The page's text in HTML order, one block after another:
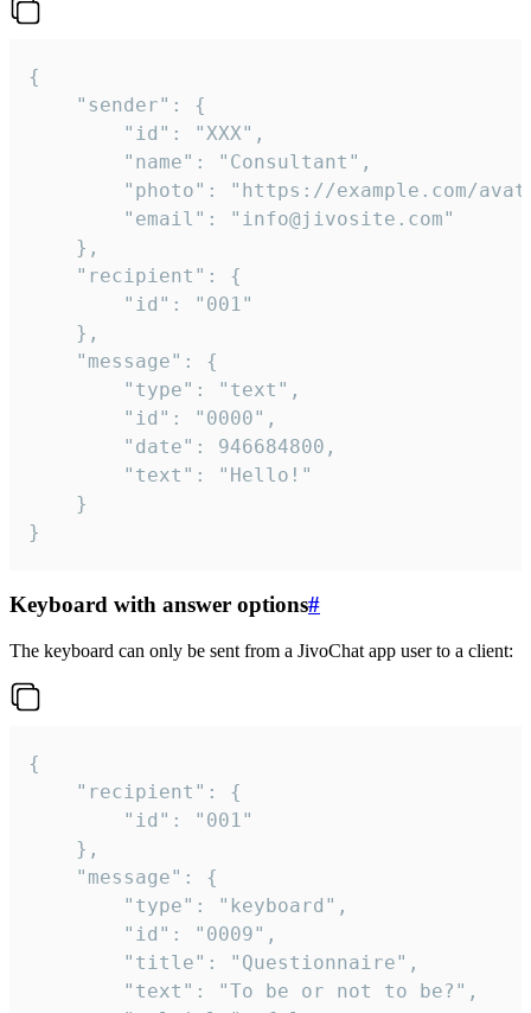
{
}
Keyboard with answer options#
The keyboard can only be sent from a JivoChat app user to a client:
{